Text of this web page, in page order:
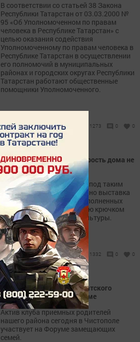
В соответствии со статьей 38 Закона
Республики Татарстан от 03.03.2000 №
95 «Об Уполномоченном по правам
человека в Республике Татарстан» с
целью оказания содействия
Уполномоченному по правам человека в
Республике Татарстан в осуществлении
его полномочий в муниципальных
районах и городских округах Республики
Татарстан работают общественные
помощники Уполномоченного.
1273 0 0
Якушкинских бабушек старость дома не
застанет
«Наши руки не для скуки» - под таким
девизом состоялась недавно выставка
изделий ручных работ, выполненных
членами кружка по вязанию крючком
при Якушкинском Доме культуры.
1332 0 0
Приемные родители Нурлатского
района участвуют на форуме
Актив клуба приемных родителей
нашего района сегодня в Чистополе
участвует на Форуме замещающих
семей.